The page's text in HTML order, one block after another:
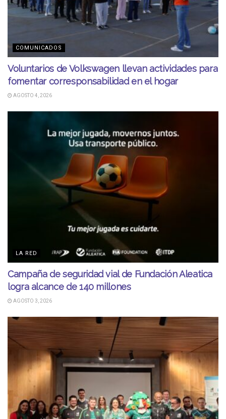
COMUNICADOS
Voluntarios de Volkswagen llevan actividades para
fomentar corresponsabilidad en el hogar
AGOSTO 4, 2026
LA RED
Campaña de seguridad vial de Fundación Aleatica
logra alcance de 140 millones
AGOSTO 3, 2026